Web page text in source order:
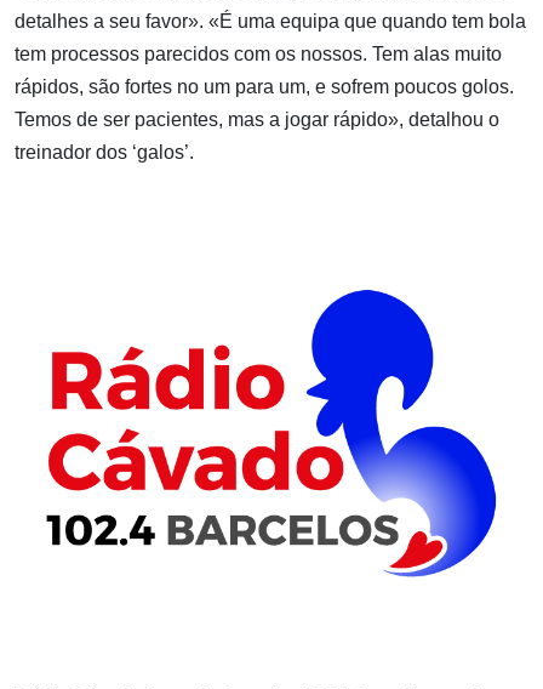
detalhes a seu favor». «É uma equipa que quando tem bola
tem processos parecidos com os nossos. Tem alas muito
rápidos, são fortes no um para um, e sofrem poucos golos.
Temos de ser pacientes, mas a jogar rápido», detalhou o
treinador dos ‘galos’.